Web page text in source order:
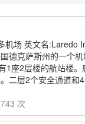
机场 英文名:Laredo
德克萨斯州的一个
1座2层楼的航站楼
二层2个安全通道和
次